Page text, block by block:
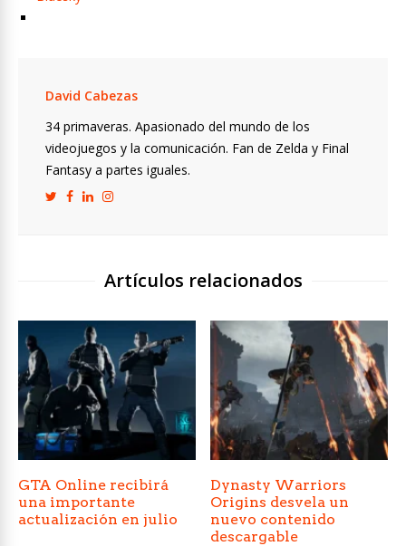
David Cabezas
34 primaveras. Apasionado del mundo de los
videojuegos y la comunicación. Fan de Zelda y Final
Fantasy a partes iguales.
Artículos relacionados
GTA Online recibirá
una importante
actualización en julio
Dynasty Warriors
Origins desvela un
nuevo contenido
descargable